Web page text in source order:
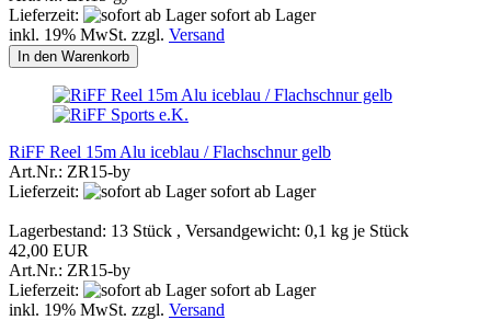
Lieferzeit:
sofort ab Lager
inkl. 19% MwSt. zzgl. Versand
In den Warenkorb
RiFF Reel 15m Alu iceblau / Flachschnur gelb
Art.Nr.: ZR15-by
Lieferzeit:
sofort ab Lager
Lagerbestand: 13 Stück , Versandgewicht: 0,1 kg je Stück
42,00 EUR
Art.Nr.: ZR15-by
Lieferzeit:
sofort ab Lager
inkl. 19% MwSt. zzgl. Versand